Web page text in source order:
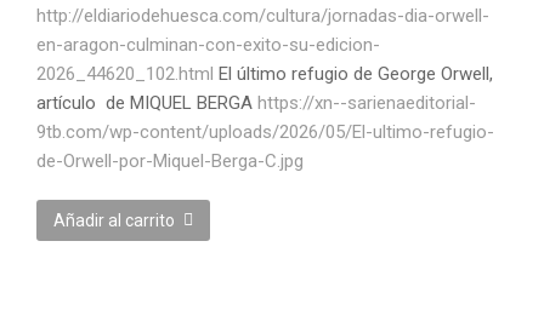
http://eldiariodehuesca.com/cultura/jornadas-dia-orwell-
en-aragon-culminan-con-exito-su-edicion-
2026_44620_102.html El último refugio de George Orwell,
artículo de MIQUEL BERGA https://xn--sarienaeditorial-
9tb.com/wp-content/uploads/2026/05/El-ultimo-refugio-
de-Orwell-por-Miquel-Berga-C.jpg
Añadir al carrito